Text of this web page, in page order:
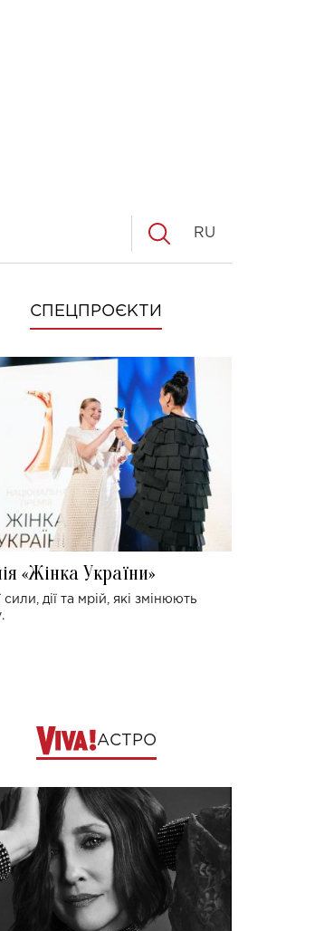
RU
СПЕЦПРОЄКТИ
«Жінка України»
сили, дії та мрій, які змінюють
АСТРО